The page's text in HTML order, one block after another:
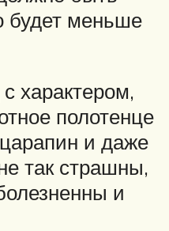
будет меньше
характером,
полотенце
и даже
так страшны,
и